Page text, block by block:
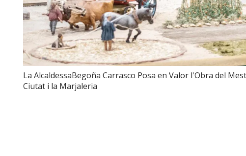
La AlcaldessaBegoña Carrasco Posa en Valor l'Obra del
Ciutat i la Marjaleria